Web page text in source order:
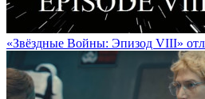
«Звёздные Войны: Эпизод VIII»